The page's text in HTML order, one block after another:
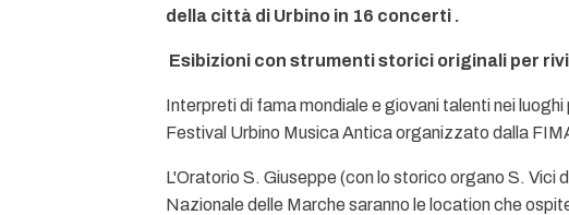
della città di Urbino in 16 concerti .
Esibizioni con strumenti storici originali per
Interpreti di fama mondiale e giovani talenti nei
Festival Urbino Musica Antica organizzato dalla
L'Oratorio S. Giuseppe (con lo storico organo S.
Nazionale delle Marche saranno le location che